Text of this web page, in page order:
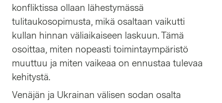
konfliktissa ollaan lähestymässä
tulitaukosopimusta, mikä osaltaan vaikutti
kullan hinnan väliaikaiseen laskuun. Tämä
osoittaa, miten nopeasti toimintaympäristö
muuttuu ja miten vaikeaa on ennustaa tulevaa
kehitystä.
Venäjän ja Ukrainan välisen sodan osalta